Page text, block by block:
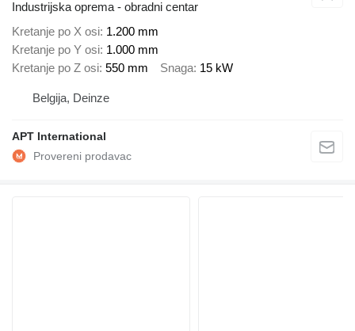
Industrijska oprema - obradni centar
Kretanje po X osi 1.200 mm
Kretanje po Y osi 1.000 mm
Kretanje po Z osi 550 mm Snaga 15 kW
Belgija, Deinze
APT International